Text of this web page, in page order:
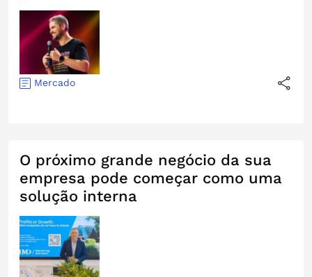
Mercado
O próximo grande negócio da sua
empresa pode começar como uma
solução interna